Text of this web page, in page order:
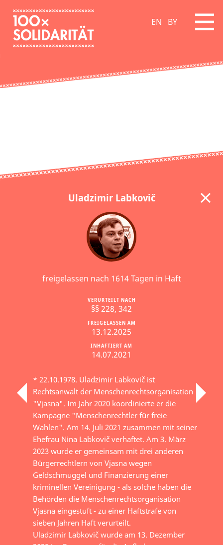
EN BY
Uladzimir Labkovič
freigelassen nach 1614 Tagen in Haft
INHAFTIERT AM
14.07.2021
FREIGELASSEN AM
13.12.2025
VERURTEILT NACH
§§ 228, 342
* 22.10.1978. Uladzimir Labkovič ist
Rechtsanwalt der Menschenrechtsorganisation
"Vjasna". Im Jahr 2020 koordinierte er die
Kampagne "Menschenrechtler für freie
Wahlen". Am 14. Juli 2021 zusammen mit seiner
Ehefrau Nina Labkovič verhaftet. Am 3. März
2023 wurde er gemeinsam mit drei anderen
Bürgerrechtlern von Vjasna wegen
Geldschmuggel und Finanzierung einer
kriminellen Vereinigung - als solche haben die
Behörden die Menschenrechtsorganisation
Vjasna eingestuft - zu einer Haftstrafe von
sieben Jahren Haft verurteilt.
Uladzimir Labkovič wurde am 13. Dezember